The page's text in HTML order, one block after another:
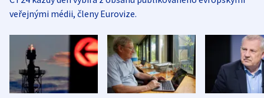
veřejnými médii, členy Eurovize.